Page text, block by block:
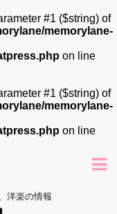
#1 ($string) of
memorylane-
on line
#1 ($string) of
memorylane-
on line
洋楽の情報